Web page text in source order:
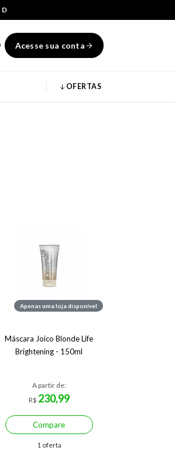
Acesse sua conta
OFERTAS
Apenas uma loja disponível
Máscara Joico Blonde Life
Brightening - 150ml
A partir de:
R$ 230,99
Compare
1 oferta